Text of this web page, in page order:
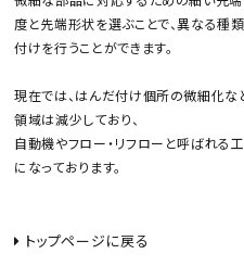
度と先端形状を選ぶことで、異なる
付けを行うことができます。
現在では、はんだ付け個所の微細化な
領域は減少しており、
自動機やフロー・リフローと呼ばれる
になっております。
トップページに戻る